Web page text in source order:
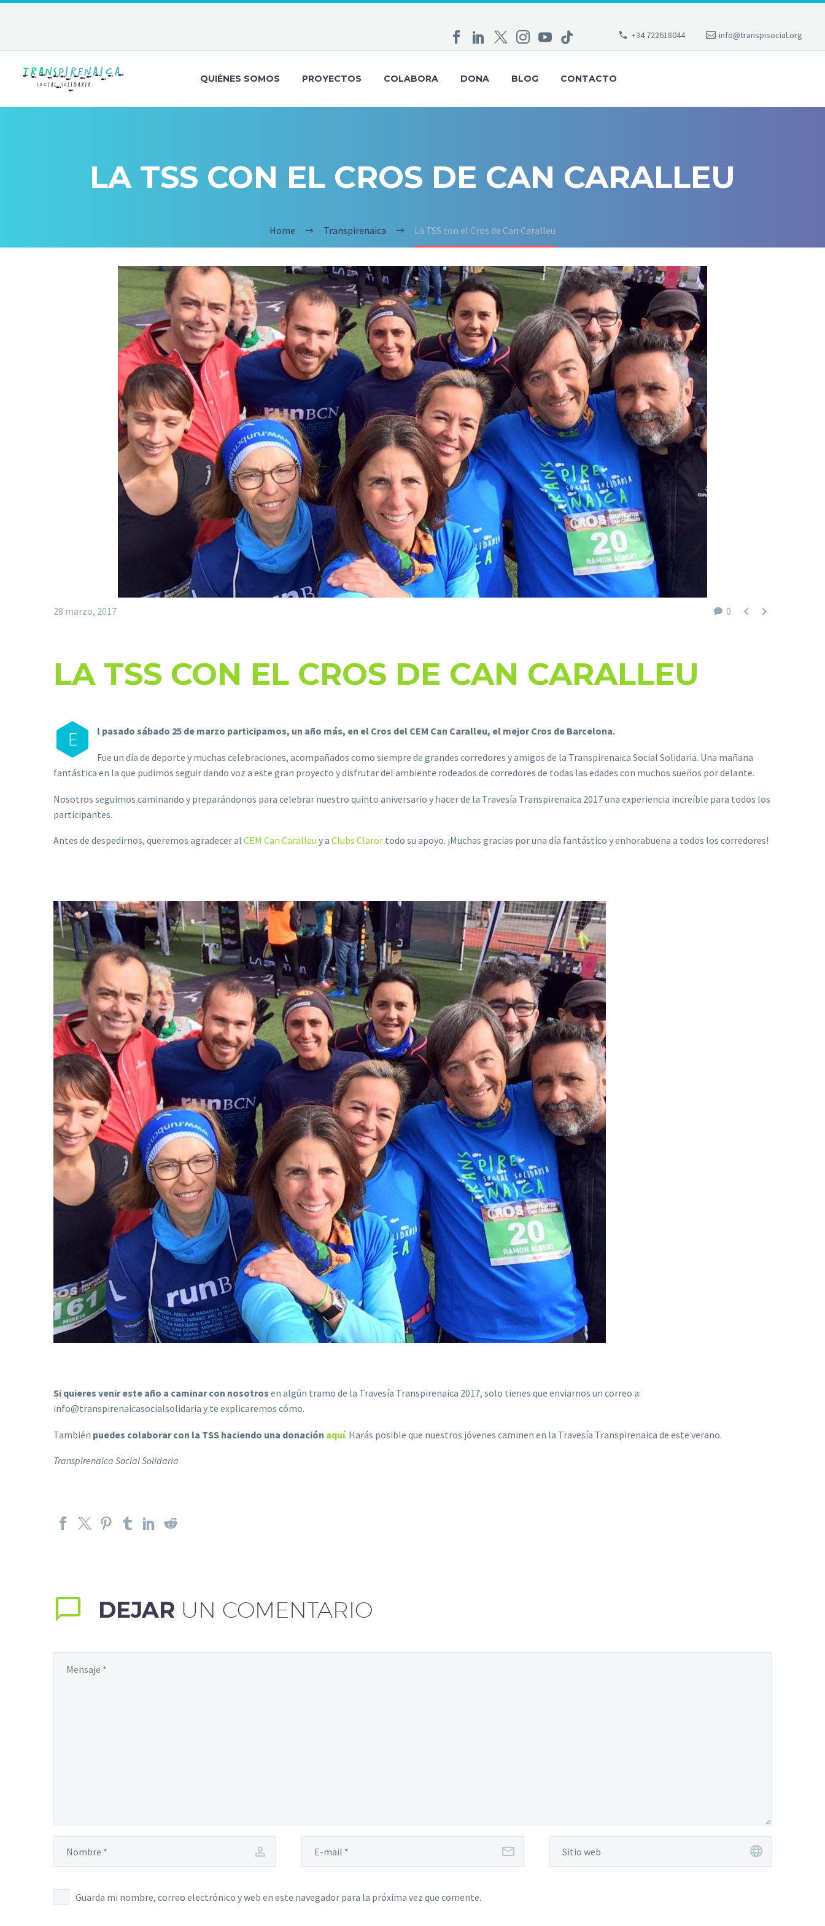
+34 722618044 info@transpisocial.org
QUIÉNES SOMOS PROYECTOS COLABORA DONA BLOG CONTACTO
LA TSS CON EL CROS DE CAN CARALLEU
Home Transpirenaica La TSS con el Cros de Can Caralleu
0  
28 marzo, 2017
LA TSS CON EL CROS DE CAN CARALLEU
E l pasado sábado 25 de marzo participamos, un año más, en el Cros del CEM Can Caralleu, el mejor Cros de Barcelona.
Fue un día de deporte y muchas celebraciones, acompañados como siempre de grandes corredores y amigos de la Transpirenaica Social Solidaria. Una mañana
fantástica en la que pudimos seguir dando voz a este gran proyecto y disfrutar del ambiente rodeados de corredores de todas las edades con muchos sueños por delante.
Nosotros seguimos caminando y preparándonos para celebrar nuestro quinto aniversario y hacer de la Travesía Transpirenaica 2017 una experiencia increíble para todos los
participantes.
Antes de despedirnos, queremos agradecer al CEM Can Caralleu y a Clubs Claror todo su apoyo. ¡Muchas gracias por una día fantástico y enhorabuena a todos los corredores!
Si quieres venir este año a caminar con nosotros en algún tramo de la Travesía Transpirenaica 2017, solo tienes que enviarnos un correo a:
info@transpirenaicasocialsolidaria y te explicaremos cómo.
También puedes colaborar con la TSS haciendo una donación aquí. Harás posible que nuestros jóvenes caminen en la Travesía Transpirenaica de este verano.
Transpirenaica Social Solidaria
DEJAR UN COMENTARIO
Guarda mi nombre, correo electrónico y web en este navegador para la próxima vez que comente.